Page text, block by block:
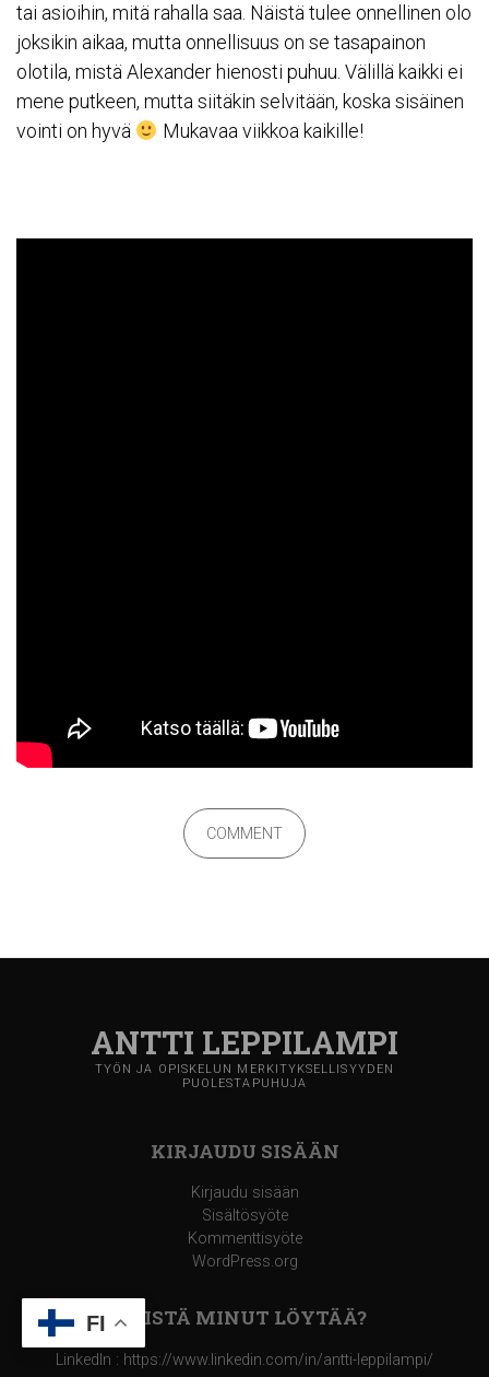
tai asioihin, mitä rahalla saa. Näistä tulee onnellinen olo
joksikin aikaa, mutta onnellisuus on se tasapainon
olotila, mistä Alexander hienosti puhuu. Välillä kaikki ei
mene putkeen, mutta siitäkin selvitään, koska sisäinen
vointi on hyvä
Mukavaa viikkoa kaikille!
COMMENT
ANTTI LEPPILAMPI
TYÖN JA OPISKELUN MERKITYKSELLISYYDEN
PUOLESTAPUHUJA
KIRJAUDU SISÄÄN
Kirjaudu sisään
Sisältösyöte
Kommenttisyöte
WordPress.org
MISTÄ MINUT LÖYTÄÄ?
LinkedIn : https://www.linkedin.com/in/antti-leppilampi/
FI